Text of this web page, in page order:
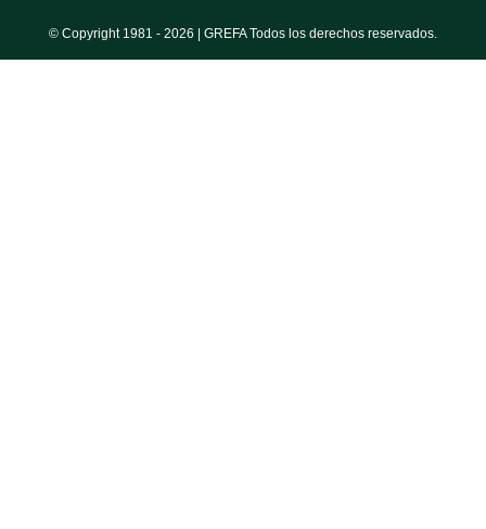
© Copyright 1981 - 2026 | GREFA Todos los derechos reservados.